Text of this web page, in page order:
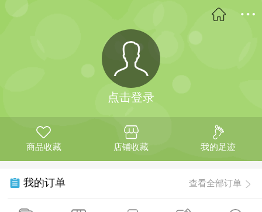
点击登录
商品收藏 店铺收藏 我的足迹
我的订单 查看全部订单